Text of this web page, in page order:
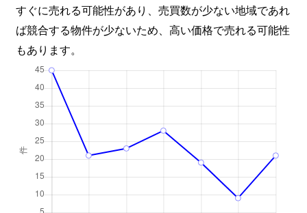
すぐに売れる可能性があり、売買数が少ない地域であれ
ば競合する物件が少ないため、高い価格で売れる可能性
もあります。